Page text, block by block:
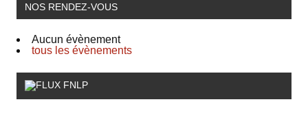
NOS RENDEZ-VOUS
Aucun évènement
tous les évènements
FNLP